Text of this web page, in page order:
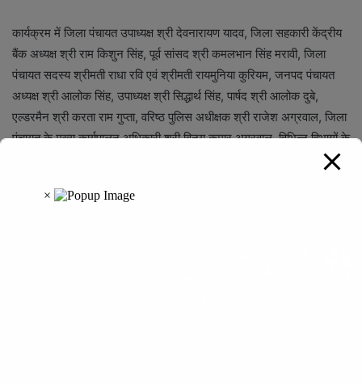
कार्यक्रम में जिला पंचायत उपाध्यक्ष श्री देवनारायण यादव, जिला सहकारी केंद्रीय
बैंक अध्यक्ष श्री राम किशुन सिंह, पूर्व सांसद श्री कमलभान सिंह मरावी, जिला
पंचायत सदस्य श्रीमती राधा रवि एवं श्रीमती रायमुनिया कुरियम, जनपद पंचायत
अध्यक्ष श्री आलोक सिंह, उपाध्यक्ष श्री सिद्धार्थ सिंह, पार्षद श्री आलोक दुबे,
एल्डरमैन श्री करता राम गुप्ता, वरिष्ठ पुलिस अधीक्षक श्री राजेश अग्रवाल, जिला
पंचायत के मुख्य कार्यपालन अधिकारी श्री विनय कुमार अग्रवाल, विभिन्न विभागों के
अधिकारी-कर्मचारी, साहित्यकार, स्थानीय जनप्रतिनिधि एवं बड़ी संख्या में नागरिक